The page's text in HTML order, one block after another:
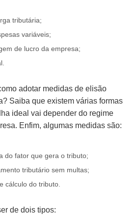
tributária;
variáveis;
de lucro da empresa;
adotar medidas de elisão
Saiba que existem várias formas
ideal vai depender do regime
Enfim, algumas medidas são:
do fator que gera o tributo;
tributário sem multas;
cálculo do tributo.
de dois tipos: